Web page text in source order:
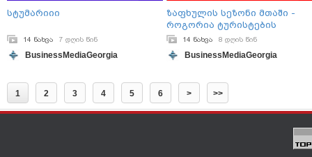
სტუმარიიი
14 ნახვა 7 დღის წინ
BusinessMediaGeorgia
ზაფხულის სეზონი მთაში -
როგორია ტურისტების
გეოგრაფია მესტიაში?
14 ნახვა 8 დღის წინ
BusinessMediaGeorgia
1 2 3 4 5 6 > >>